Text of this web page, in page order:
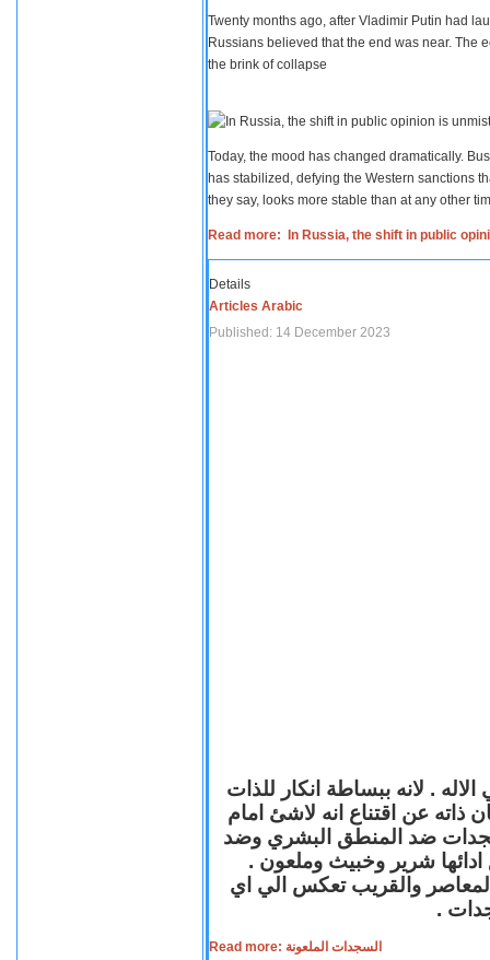
Twenty months ago, after Vladimir Putin had
Russians believed that the end was near. The
the brink of collapse
Today, the mood has changed dramatically.
has stabilized, defying the Western sanctions
they say, looks more stable than at any other
Read more: In Russia, the shift in public
Details
Articles Arabic
Published: 14 December 2023
. لانه ببساطة انكار للذات
ذاته عن اقتناع انه لاشئ امام
ضد المنطق البشري وضد
ادائها شرير وخبيث وملعون .
المعاصر والقريب تعكس الي اي
.
Read more: السجدات الملعونة